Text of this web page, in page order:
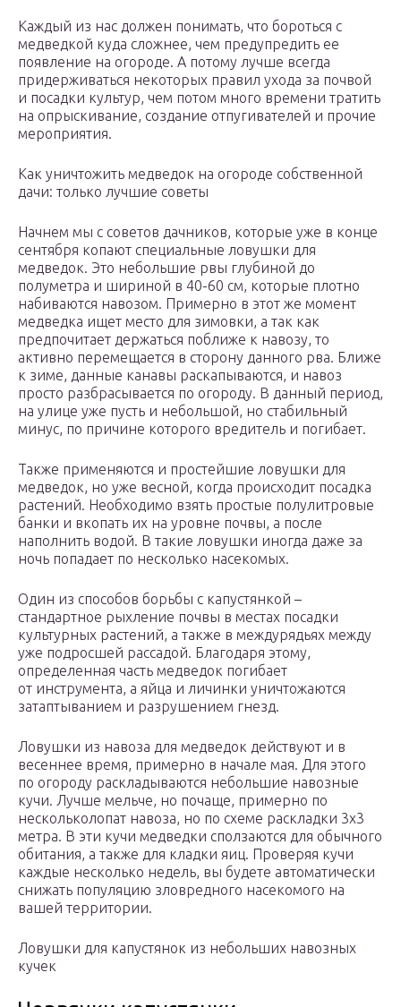
Каждый из нас должен понимать, что бороться с
медведкой куда сложнее, чем предупредить ее
появление на огороде. А потому лучше всегда
придерживаться некоторых правил ухода за почвой
и посадки культур, чем потом много времени тратить
на опрыскивание, создание отпугивателей и прочие
мероприятия.
Как уничтожить медведок на огороде собственной
дачи: только лучшие советы
Начнем мы с советов дачников, которые уже в конце
сентября копают специальные ловушки для
медведок. Это небольшие рвы глубиной до
полуметра и шириной в 40-60 см, которые плотно
набиваются навозом. Примерно в этот же момент
медведка ищет место для зимовки, а так как
предпочитает держаться поближе к навозу, то
активно перемещается в сторону данного рва. Ближе
к зиме, данные канавы раскапываются, и навоз
просто разбрасывается по огороду. В данный период,
на улице уже пусть и небольшой, но стабильный
минус, по причине которого вредитель и погибает.
Также применяются и простейшие ловушки для
медведок, но уже весной, когда происходит посадка
растений. Необходимо взять простые полулитровые
банки и вкопать их на уровне почвы, а после
наполнить водой. В такие ловушки иногда даже за
ночь попадает по несколько насекомых.
Один из способов борьбы с капустянкой –
стандартное рыхление почвы в местах посадки
культурных растений, а также в междурядьях между
уже подросшей рассадой. Благодаря этому,
определенная часть медведок погибает
от инструмента, а яйца и личинки уничтожаются
затаптыванием и разрушением гнезд.
Ловушки из навоза для медведок действуют и в
весеннее время, примерно в начале мая. Для этого
по огороду раскладываются небольшие навозные
кучи. Лучше мельче, но почаще, примерно по
нескольколопат навоза, но по схеме раскладки 3х3
метра. В эти кучи медведки сползаются для обычного
обитания, а также для кладки яиц. Проверяя кучи
каждые несколько недель, вы будете автоматически
снижать популяцию зловредного насекомого на
вашей территории.
Ловушки для капустянок из небольших навозных
кучек